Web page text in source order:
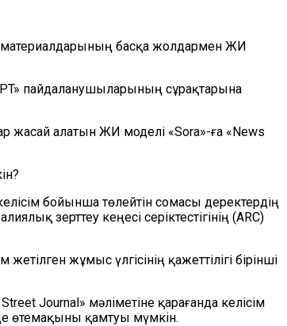
материалдарының басқа жолдармен ЖИ
пайдаланушыларының сұрақтарына
жасай алатын ЖИ моделі «Sora»-ға «News
бойынша төлейтін сомасы деректердің
зерттеу кеңесі серіктестігінің (ARC)
жұмыс үлгісінің қажеттілігі бірінші
Journal» мәліметіне қарағанда келісім
өтемақыны қамтуы мүмкін.